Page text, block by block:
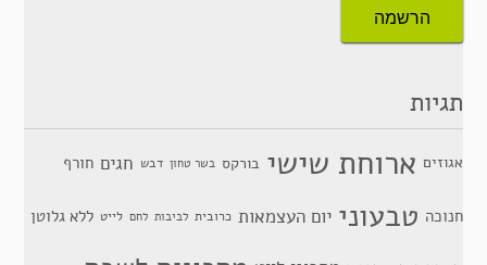
תגיות
אגוזים ארוחת שישי בורקס בשר טחון דבש חגים חורף
חנוכה טבעוני יום העצמאות כרובית לביבות לחם לייט ללא גלוטן